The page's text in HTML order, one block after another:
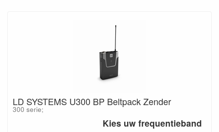
LD SYSTEMS U300 BP Beltpack Zender
300 serie;
Kies uw frequentieband